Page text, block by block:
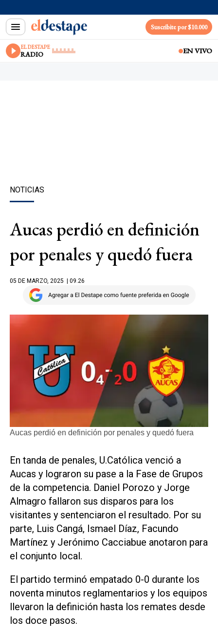
Suscribite por $10.000
EL DESTAPE
RADIO EN VIVO
NOTICIAS
Aucas perdió en definición
por penales y quedó fuera
05 DE MARZO, 2025 | 09.26
Aucas perdió en definición por penales y quedó fuera
En tanda de penales, U.Católica venció a
Aucas y lograron su pase a la Fase de Grupos
de la competencia. Daniel Porozo y Jorge
Almagro fallaron sus disparos para los
visitantes y sentenciaron el resultado. Por su
parte, Luis Cangá, Ismael Díaz, Facundo
Martínez y Jerónimo Cacciabue anotaron para
el conjunto local.
El partido terminó empatado 0-0 durante los
noventa minutos reglamentarios y los equipos
llevaron la definición hasta los remates desde
los doce pasos.